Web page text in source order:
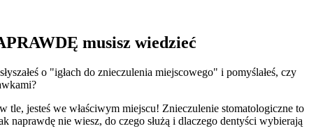
musisz wiedzieć
o "igłach do znieczulenia miejscowego" i pomyślałeś, czy
jesteś we właściwym miejscu! Znieczulenie stomatologiczne to
nie wiesz, do czego służą i dlaczego dentyści wybierają